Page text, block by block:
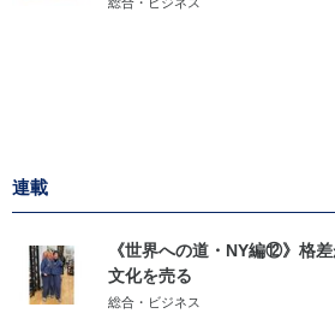
連載
《世界への道・NY編⑫》格
文化を売る
総合・ビジネス